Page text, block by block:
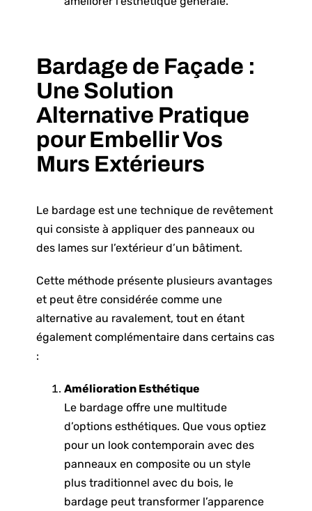
Bardage de Façade :
Une Solution
Alternative Pratique
pour Embellir Vos
Murs Extérieurs
Le bardage est une technique de revêtement
qui consiste à appliquer des panneaux ou
des lames sur l’extérieur d’un bâtiment.
Cette méthode présente plusieurs avantages
et peut être considérée comme une
alternative au ravalement, tout en étant
également complémentaire dans certains cas
:
Amélioration Esthétique
Le bardage offre une multitude
d’options esthétiques. Que vous optiez
pour un look contemporain avec des
panneaux en composite ou un style
plus traditionnel avec du bois, le
bardage peut transformer l’apparence